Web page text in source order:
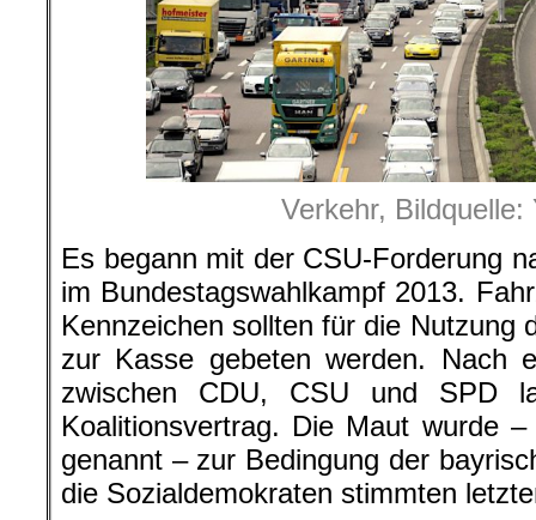
Verkehr, Bildquelle:
Es begann mit der CSU-Forderung
im Bundestagswahlkampf 2013.
Kennzeichen sollten für die Nutzung
zur Kasse gebeten werden. Nach
zwischen CDU, CSU und SPD
Koalitionsvertrag. Die Maut wurde –
genannt – zur Bedingung der
die Sozialdemokraten stimmten